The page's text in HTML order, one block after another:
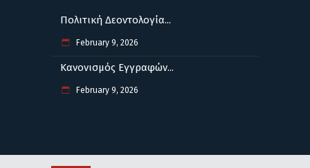
Πολιτική Δεοντολογία...
February 9, 2026
Κανονισμός Εγγραφών...
February 9, 2026